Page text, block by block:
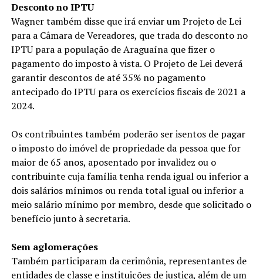
Desconto no IPTU
Wagner também disse que irá enviar um Projeto de Lei
para a Câmara de Vereadores, que trada do desconto no
IPTU para a população de Araguaína que fizer o
pagamento do imposto à vista. O Projeto de Lei deverá
garantir descontos de até 35% no pagamento
antecipado do IPTU para os exercícios fiscais de 2021 a
2024.
Os contribuintes também poderão ser isentos de pagar
o imposto do imóvel de propriedade da pessoa que for
maior de 65 anos, aposentado por invalidez ou o
contribuinte cuja família tenha renda igual ou inferior a
dois salários mínimos ou renda total igual ou inferior a
meio salário mínimo por membro, desde que solicitado o
benefício junto à secretaria.
Sem aglomerações
Também participaram da cerimônia, representantes de
entidades de classe e instituições de justiça, além de um